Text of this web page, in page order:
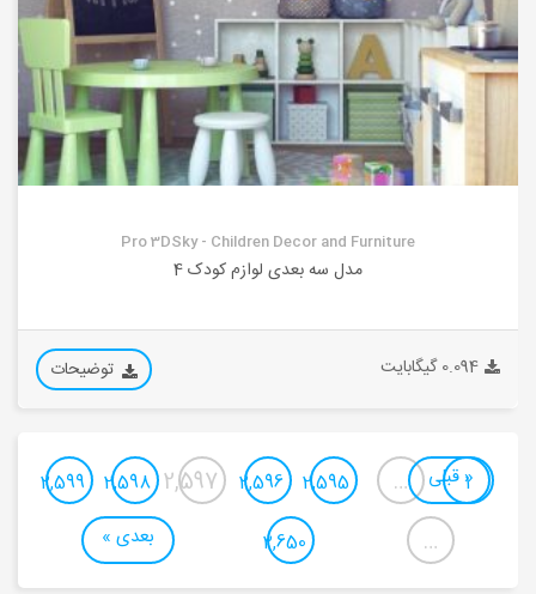
Pro 3DSky - Children Decor and Furniture
مدل سه بعدی لوازم کودک 4
0.094 گیگابایت توضیحات
« قبلی
1
…
2,595
2,596
2,597
2,598
2,599
…
2,650 بعدی »